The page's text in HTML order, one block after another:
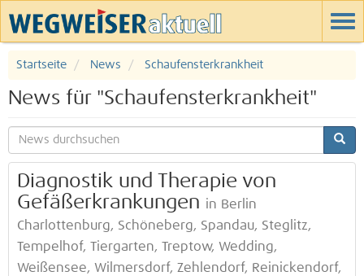
Startseite News Schaufensterkrankheit
News für "Schaufensterkrankheit"
Diagnostik und Therapie von
Gefäßerkrankungen in Berlin
Charlottenburg, Schöneberg, Spandau, Steglitz,
Tempelhof, Tiergarten, Treptow, Wedding,
Weißensee, Wilmersdorf, Zehlendorf, Reinickendorf,